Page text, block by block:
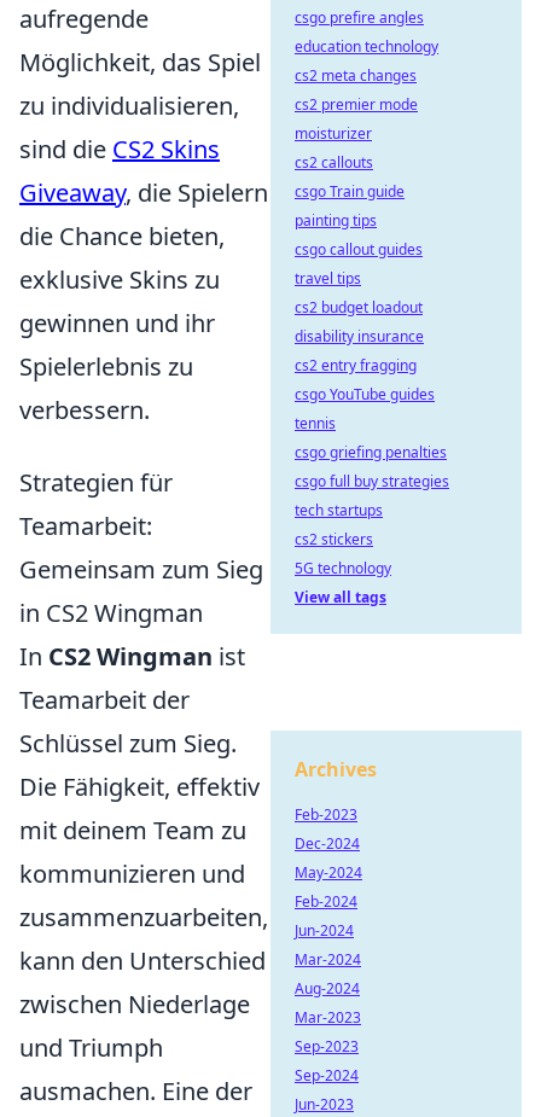
aufregende
Möglichkeit, das Spiel
zu individualisieren,
sind die CS2 Skins
Giveaway, die Spielern
die Chance bieten,
exklusive Skins zu
gewinnen und ihr
Spielerlebnis zu
verbessern.
Strategien für
Teamarbeit:
Gemeinsam zum Sieg
in CS2 Wingman
In CS2 Wingman ist
Teamarbeit der
Schlüssel zum Sieg.
Die Fähigkeit, effektiv
mit deinem Team zu
kommunizieren und
zusammenzuarbeiten,
kann den Unterschied
zwischen Niederlage
und Triumph
ausmachen. Eine der
csgo prefire angles
education technology
cs2 meta changes
cs2 premier mode
moisturizer
cs2 callouts
csgo Train guide
painting tips
csgo callout guides
travel tips
cs2 budget loadout
disability insurance
cs2 entry fragging
csgo YouTube guides
tennis
csgo griefing penalties
csgo full buy strategies
tech startups
cs2 stickers
5G technology
View all tags
Archives
Feb-2023
Dec-2024
May-2024
Feb-2024
Jun-2024
Mar-2024
Aug-2024
Mar-2023
Sep-2023
Sep-2024
Jun-2023